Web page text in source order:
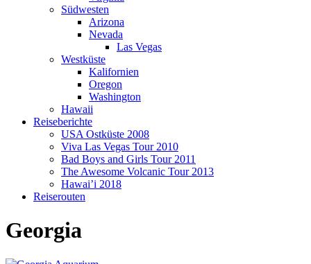
Südwesten
Arizona
Nevada
Las Vegas
Westküste
Kalifornien
Oregon
Washington
Hawaii
Reiseberichte
USA Ostküste 2008
Viva Las Vegas Tour 2010
Bad Boys and Girls Tour 2011
The Awesome Volcanic Tour 2013
Hawai’i 2018
Reiserouten
Georgia